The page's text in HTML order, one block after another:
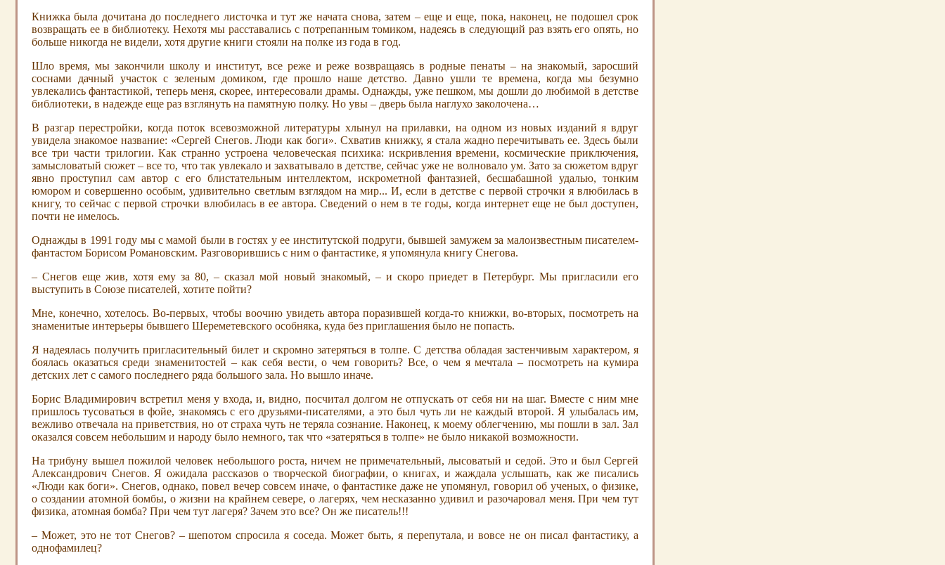
Книжка была дочитана до последнего листочка и тут же начата снова, затем – еще и еще, пока, наконец, не подошел срок
возвращать ее в библиотеку. Нехотя мы расставались с потрепанным томиком, надеясь в следующий раз взять его опять, но
больше никогда не видели, хотя другие книги стояли на полке из года в год.
Шло время, мы закончили школу и институт, все реже и реже возвращаясь в родные пенаты – на знакомый, заросший
соснами дачный участок с зеленым домиком, где прошло наше детство. Давно ушли те времена, когда мы безумно
увлекались фантастикой, теперь меня, скорее, интересовали драмы. Однажды, уже пешком, мы дошли до любимой в детстве
библиотеки, в надежде еще раз взглянуть на памятную полку. Но увы – дверь была наглухо заколочена…
В разгар перестройки, когда поток всевозможной литературы хлынул на прилавки, на одном из новых изданий я вдруг
увидела знакомое название: «Сергей Снегов. Люди как боги». Схватив книжку, я стала жадно перечитывать ее. Здесь были
все три части трилогии. Как странно устроена человеческая психика: искривления времени, космические приключения,
замысловатый сюжет – все то, что так увлекало и захватывало в детстве, сейчас уже не волновало ум. Зато за сюжетом вдруг
явно проступил сам автор с его блистательным интеллектом, искрометной фантазией, бесшабашной удалью, тонким
юмором и совершенно особым, удивительно светлым взглядом на мир... И, если в детстве с первой строчки я влюбилась в
книгу, то сейчас с первой строчки влюбилась в ее автора. Сведений о нем в те годы, когда интернет еще не был доступен,
почти не имелось.
Однажды в 1991 году мы с мамой были в гостях у ее институтской подруги, бывшей замужем за малоизвестным писателем-
фантастом Борисом Романовским. Разговорившись с ним о фантастике, я упомянула книгу Снегова.
– Снегов еще жив, хотя ему за 80, – сказал мой новый знакомый, – и скоро приедет в Петербург. Мы пригласили его
выступить в Союзе писателей, хотите пойти?
Мне, конечно, хотелось. Во-первых, чтобы воочию увидеть автора поразившей когда-то книжки, во-вторых, посмотреть на
знаменитые интерьеры бывшего Шереметевского особняка, куда без приглашения было не попасть.
Я надеялась получить пригласительный билет и скромно затеряться в толпе. С детства обладая застенчивым характером, я
боялась оказаться среди знаменитостей – как себя вести, о чем говорить? Все, о чем я мечтала – посмотреть на кумира
детских лет с самого последнего ряда большого зала. Но вышло иначе.
Борис Владимирович встретил меня у входа, и, видно, посчитал долгом не отпускать от себя ни на шаг. Вместе с ним мне
пришлось тусоваться в фойе, знакомясь с его друзьями-писателями, а это был чуть ли не каждый второй. Я улыбалась им,
вежливо отвечала на приветствия, но от страха чуть не теряла сознание. Наконец, к моему облегчению, мы пошли в зал. Зал
оказался совсем небольшим и народу было немного, так что «затеряться в толпе» не было никакой возможности.
На трибуну вышел пожилой человек небольшого роста, ничем не примечательный, лысоватый и седой. Это и был Сергей
Александрович Снегов. Я ожидала рассказов о творческой биографии, о книгах, и жаждала услышать, как же писались
«Люди как боги». Снегов, однако, повел вечер совсем иначе, о фантастике даже не упомянул, говорил об ученых, о физике,
о создании атомной бомбы, о жизни на крайнем севере, о лагерях, чем несказанно удивил и разочаровал меня. При чем тут
физика, атомная бомба? При чем тут лагеря? Зачем это все? Он же писатель!!!
– Может, это не тот Снегов? – шепотом спросила я соседа. Может быть, я перепутала, и вовсе не он писал фантастику, а
однофамилец?